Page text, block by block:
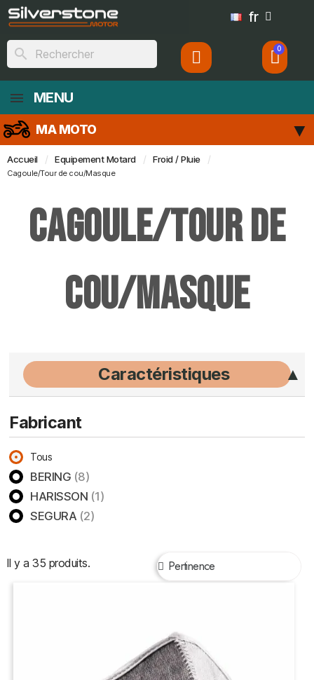
fr
search
MENU
MA MOTO
Accueil Equipement Motard Froid / Pluie
Cagoule/Tour de cou/Masque
Cagoule/Tour de
cou/Masque
Caractéristiques
Fabricant
Tous
BERING (8)
HARISSON (1)
SEGURA (2)
Il y a 35 produits.